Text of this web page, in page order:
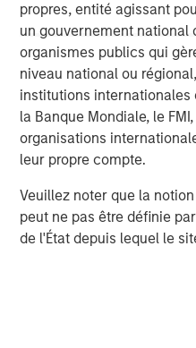
propres, entité agissant
un gouvernement national
organismes publics qui
niveau national ou
institutions
la Banque Mondiale, le
organisations
leur propre compte.
Veuillez noter que la
peut ne pas être définie
de l'État depuis lequel le
To the extent any
contain forward-looking
not represent facts and
“will”, “expect”, “believe”,
“assume” or similar
express the intentions,
and assumptions of the
together with the Bidder.
statements are based on
forecasts, which the
together with the Bidder